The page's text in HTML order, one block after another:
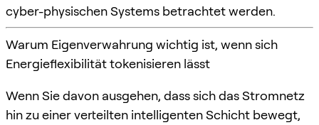
cyber-physischen Systems betrachtet werden.
Warum Eigenverwahrung wichtig ist, wenn sich
Energieflexibilität tokenisieren lässt
Wenn Sie davon ausgehen, dass sich das Stromnetz
hin zu einer verteilten intelligenten Schicht bewegt,